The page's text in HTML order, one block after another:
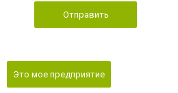
Отправить
Это мое предприятие